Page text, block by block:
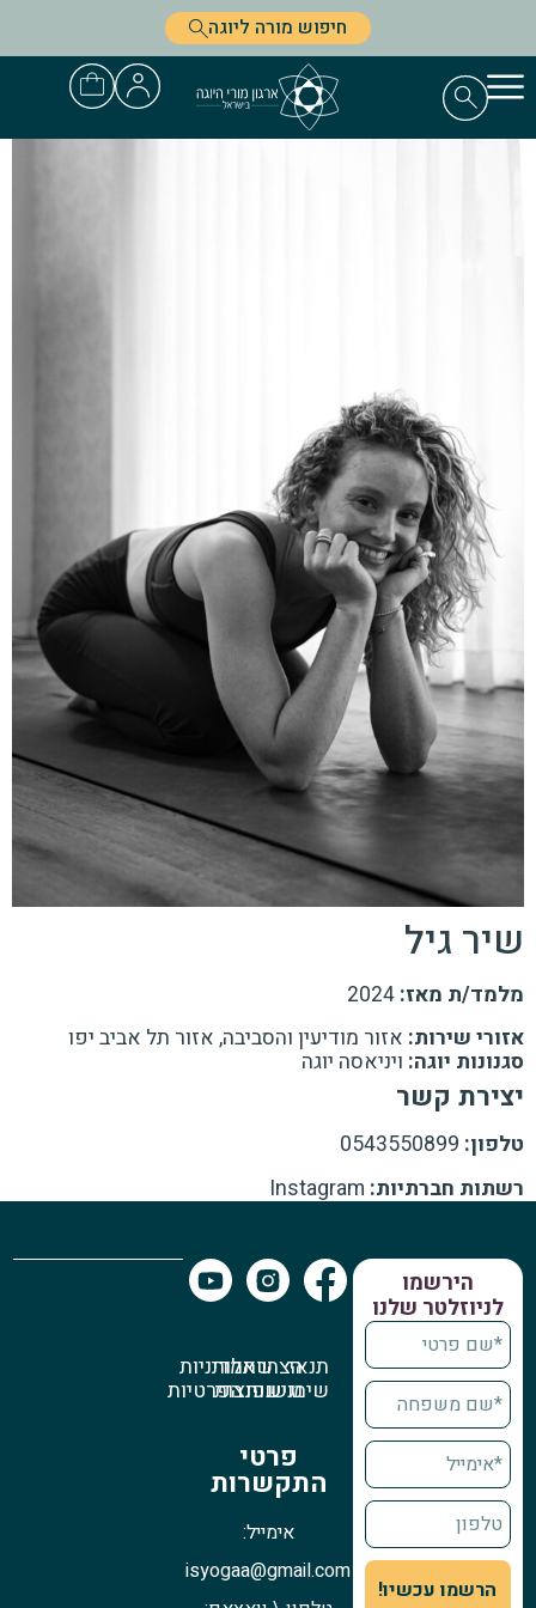
חיפוש מורה ליוגה
שיר גיל
מלמד/ת מאז:
אזורי שירות: אזור מודיעין והסביבה, אזור תל אביב יפו
סגנונות יוגה: ויניאסה יוגה
יצירת קשר
טלפון: 0543550899
רשתות חברתיות: Instagram
הירשמו
לניוזלטר שלנו
הרשמו עכשיו!
תנאי
שימוש
הצהרת
נגישות
שאלות
נפוצות
מדיניות
הפרטיות
פרטי
התקשרות
אימייל:
isyogaa@gmail.com